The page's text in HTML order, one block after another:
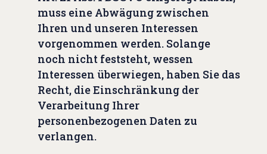
muss eine Abwägung zwischen
Ihren und unseren Interessen
vorgenommen werden. Solange
noch nicht feststeht, wessen
Interessen überwiegen, haben Sie das
Recht, die Einschränkung der
Verarbeitung Ihrer
personenbezogenen Daten zu
verlangen.